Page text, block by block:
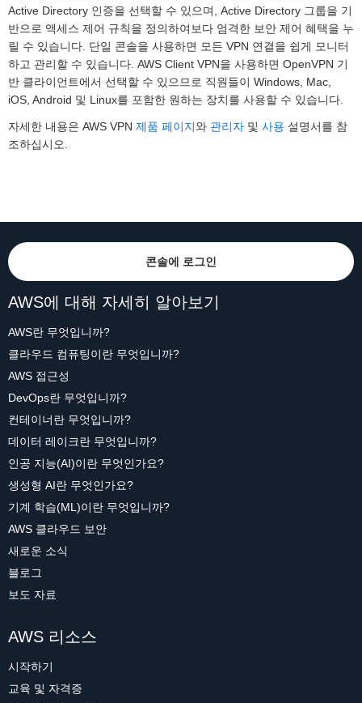
Active Directory 인증을 선택할 수 있으며, Active Directory 그룹을 기
반으로 액세스 제어 규칙을 정의하여보다 엄격한 보안 제어 혜택을 누
릴 수 있습니다. 단일 콘솔을 사용하면 모든 VPN 연결을 쉽게 모니터
하고 관리할 수 있습니다. AWS Client VPN을 사용하면 OpenVPN 기
반 클라이언트에서 선택할 수 있으므로 직원들이 Windows, Mac,
iOS, Android 및 Linux를 포함한 원하는 장치를 사용할 수 있습니다.
자세한 내용은 AWS VPN 제품 페이지와 관리자 및 사용 설명서를 참
조하십시오.
콘솔에 로그인
AWS에 대해 자세히 알아보기
AWS란 무엇입니까?
클라우드 컴퓨팅이란 무엇입니까?
AWS 접근성
DevOps란 무엇입니까?
컨테이너란 무엇입니까?
데이터 레이크란 무엇입니까?
인공 지능(AI)이란 무엇인가요?
생성형 AI란 무엇인가요?
기계 학습(ML)이란 무엇입니까?
AWS 클라우드 보안
새로운 소식
블로그
보도 자료
AWS 리소스
시작하기
교육 및 자격증